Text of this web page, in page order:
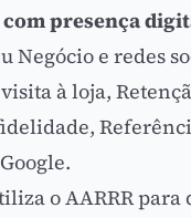
presença
Negócio e redes
à loja,
o AARRR